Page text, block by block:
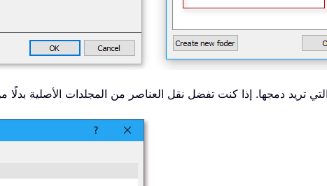
تريد دمجها. إذا كنت تفضل نقل العناصر من المجلدات الأصلية بدلًا